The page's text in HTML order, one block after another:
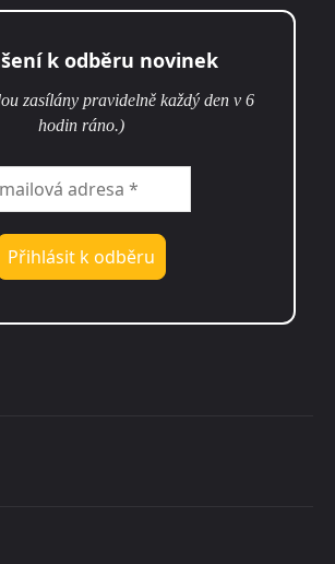
k odběru novinek
zasílány pravidelně každý den v 6
hodin ráno.)